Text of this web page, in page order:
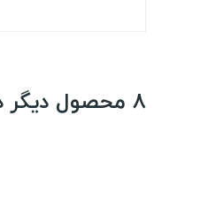
8 محصول دیگر در همین شاخه: